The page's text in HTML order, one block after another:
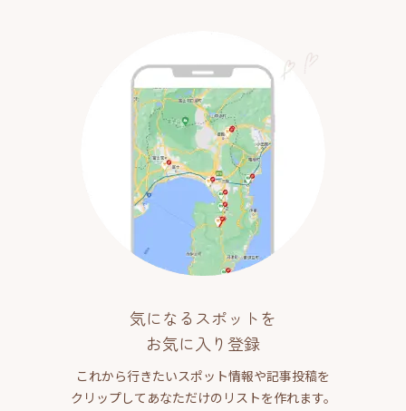
気になるスポットを
お気に入り登録
これから行きたいスポット情報や記事投稿を
クリップしてあなただけのリストを作れます。